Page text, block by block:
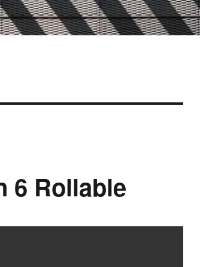
6 Rollable